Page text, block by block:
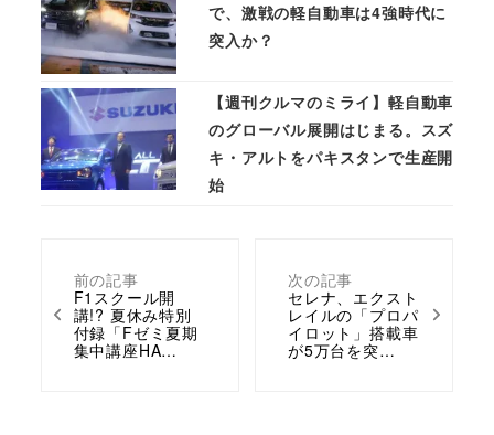
前の記事
F1スクール開
講!? 夏休み特別
付録「Fゼミ夏期
集中講座HA…
次の記事
セレナ、エクスト
レイルの「プロパ
イロット」搭載車
が5万台を突…
で、激戦の軽自動車は4強時代に
突入か？
【週刊クルマのミライ】軽自動車
のグローバル展開はじまる。スズ
キ・アルトをパキスタンで生産開
始